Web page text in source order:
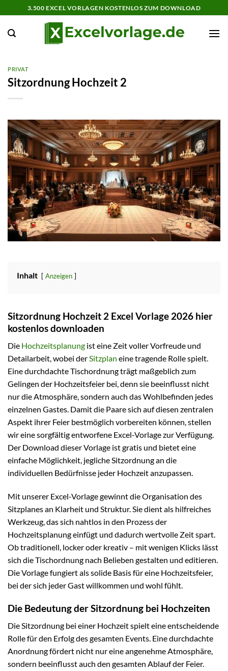
Inhalt
springen
3.500 EXCEL VORLAGEN KOSTENLOS ZUM DOWNLOAD
PRIVAT
Sitzordnung Hochzeit 2
Inhalt Anzeigen
Sitzordnung Hochzeit 2 Excel Vorlage 2026 hier
kostenlos downloaden
Die Hochzeitsplanung ist eine Zeit voller Vorfreude und
Detailarbeit, wobei derSitzplan eine tragende Rolle spielt.
Eine durchdachte Tischordnung trägt maßgeblich zum
Gelingen der Hochzeitsfeier bei, denn sie beeinflusst nicht
nur die Atmosphäre, sondern auch das Wohlbefinden jedes
einzelnen Gastes. Damit die Paare sich auf diesen zentralen
Aspekt ihrer Feier bestmöglich vorbereiten können, stellen
wir eine sorgfältig entworfene Excel-Vorlage zur Verfügung.
Der Download dieser Vorlage ist gratis und bietet eine
einfache Möglichkeit, jegliche Sitzordnung an die
individuellen Bedürfnisse jeder Hochzeit anzupassen.
Mit unserer Excel-Vorlage gewinnt die Organisation des
Sitzplanes an Klarheit und Struktur. Sie dient als hilfreiches
Werkzeug, das sich nahtlos in den Prozess der
Hochzeitsplanung einfügt und dadurch wertvolle Zeit spart.
Ob traditionell, locker oder kreativ – mit wenigen Klicks lässt
sich die Tischordnung nach Belieben gestalten und editieren.
Die Vorlage fungiert als solide Basis für eine Hochzeitsfeier,
bei der sich jeder Gast willkommen und wohl fühlt.
Die Bedeutung der Sitzordnung bei Hochzeiten
Die Sitzordnung bei einer Hochzeit spielt eine entscheidende
Rolle für den Erfolg des gesamten Events. Eine durchdachte
Anordnung fördert nicht nur eine angenehme Atmosphäre,
sondern beeinflusst auch den gesamten Ablauf der Feier.